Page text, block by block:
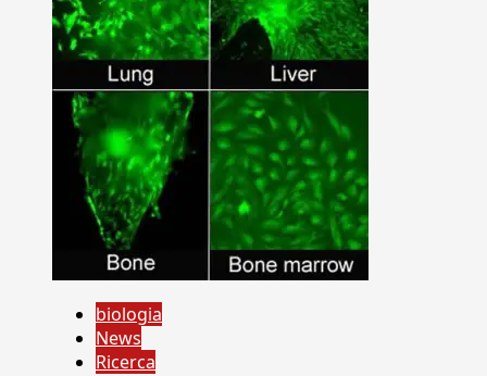
biologia
News
Ricerca